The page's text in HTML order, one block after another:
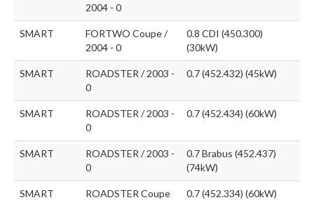
2004 - 0
SMART
FORTWO Coupe /
2004 - 0
0.8 CDI (450.300)
(30kW)
SMART
ROADSTER / 2003 -
0
0.7 (452.432) (45kW)
SMART
ROADSTER / 2003 -
0
0.7 (452.434) (60kW)
SMART
ROADSTER / 2003 -
0
0.7 Brabus (452.437)
(74kW)
SMART
ROADSTER Coupe
0.7 (452.334) (60kW)